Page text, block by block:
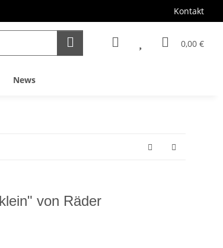
Kontakt
0,00 €
News
von Räder